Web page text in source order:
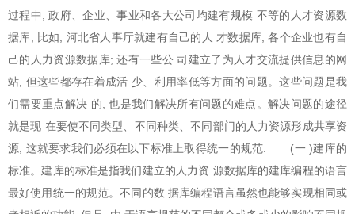
过程中, 政府、企业、事业和各大公司均建有规模 不等的人才资源数
据库, 比如, 河北省人事厅就建有自己的人 才数据库; 各个企业也有自
己的人力资源数据库; 还有一些公 司建立了为人才交流提供信息的网
站, 但这些都存在着成活 少、利用率低等方面的问题。这些问题是我
们需要重点解决 的, 也是我们解决所有问题的难点。解决问题的途径
就是现 在要使不同类型、不同种类、不同部门的人力资源形成共享资
源, 这就要求我们必须在以下标准上取得统一的规范:
(一 )建库的
标准。建库的标准是指我们建立的人力资 源数据库的建库编程的语言
最好使用统一的规范。不同的数 据库编程语言虽然也能够实现相同或